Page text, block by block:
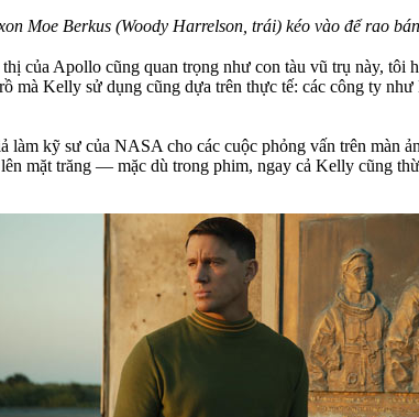
Moe Berkus (Woody Harrelson, trái) kéo vào để rao
của Apollo cũng quan trọng như con tàu vũ trụ này,
mà Kelly sử dụng cũng dựa trên thực tế: các công ty
kỹ sư của NASA cho các cuộc phỏng vấn trên màn
mặt trăng — mặc dù trong phim, ngay cả Kelly cũng